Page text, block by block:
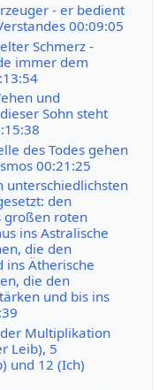
- er bedient
00:09:05
Schmerz -
immer dem
und
Sohn steht
des Todes gehen
00:21:25
unterschiedlichsten
den
großen roten
ins Astralische
die den
ins Ätherische
die den
und bis ins
Multiplikation
Leib), 5
und 12 (Ich)